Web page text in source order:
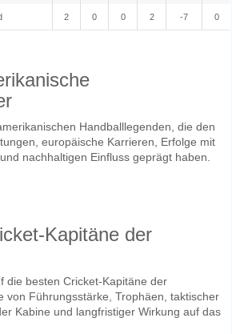
2 0 0 2 -7 0
Handballlegenden, die den
europäische Karrieren, Erfolge mit
nachhaltigen Einfluss geprägt haben.
Kapitäne der
die besten Cricket-Kapitäne der
von Führungsstärke, Trophäen, taktischer
Kabine und langfristiger Wirkung auf das